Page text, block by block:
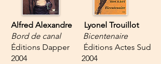
Alfred Alexandre Lyonel Trouillot
Bord de canal Bicentenaire
Éditions Dapper Éditions Actes Sud
2004 2004